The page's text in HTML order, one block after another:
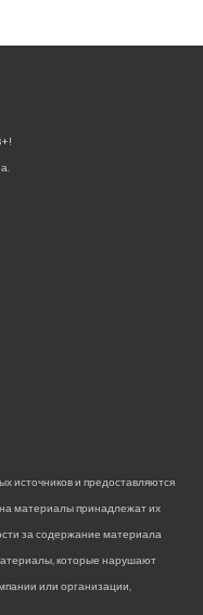
источников и предоставляются
материалы принадлежат их
за содержание материала
которые нарушают
или организации,